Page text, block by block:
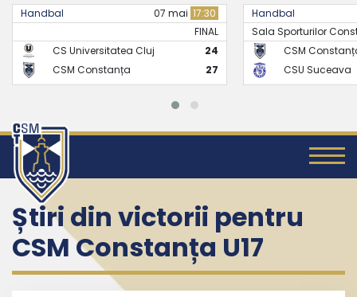
07 mai17:30
CS Universitatea Cluj
CSM Constanța
Handbal
Sala Sporturilor Constanta -
CSM Constanța
CSU Suceava
Știri din victorii pentru
CSM Constanța U17